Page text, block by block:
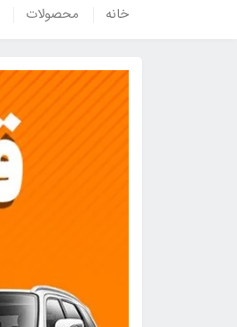
خانه محصولات